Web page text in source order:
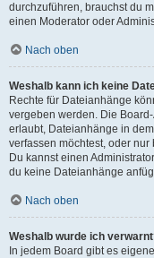
durchzuführen, brauchst du
einen Moderator oder
Nach oben
Weshalb kann ich keine
Rechte für Dateianhänge
vergeben werden. Die
erlaubt, Dateianhänge in
verfassen möchtest, oder
Du kannst einen
du keine Dateianhänge
Nach oben
Weshalb wurde ich
In jedem Board gibt es